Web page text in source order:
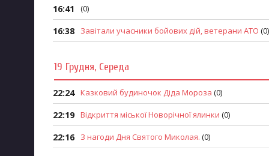
16:41 (0)
16:38 Завітали учасники бойових дій, ветерани АТО (0)
19 Грудня, Середа
22:24 Казковий будиночок Діда Мороза (0)
22:19 Відкриття міської Новорічної ялинки (0)
22:16 З нагоди Дня Святого Миколая. (0)